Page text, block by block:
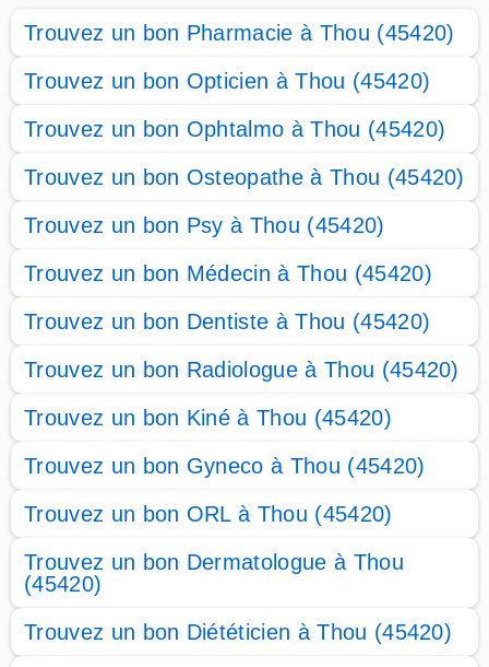
Trouvez un bon Pharmacie à Thou (45420)
Trouvez un bon Opticien à Thou (45420)
Trouvez un bon Ophtalmo à Thou (45420)
Trouvez un bon Osteopathe à Thou (45420)
Trouvez un bon Psy à Thou (45420)
Trouvez un bon Médecin à Thou (45420)
Trouvez un bon Dentiste à Thou (45420)
Trouvez un bon Radiologue à Thou (45420)
Trouvez un bon Kiné à Thou (45420)
Trouvez un bon Gyneco à Thou (45420)
Trouvez un bon ORL à Thou (45420)
Trouvez un bon Dermatologue à Thou
(45420)
Trouvez un bon Diététicien à Thou (45420)